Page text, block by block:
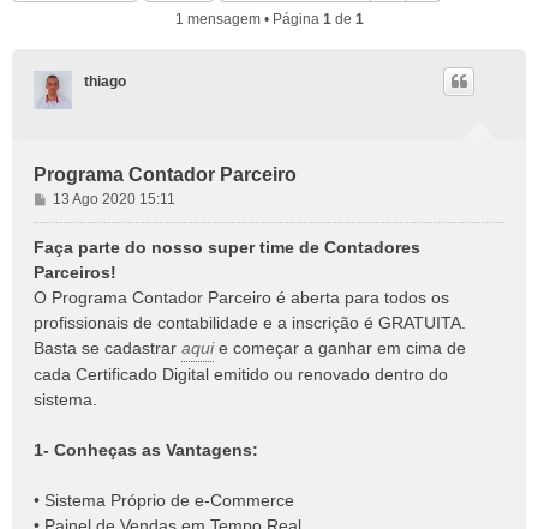
1 mensagem • Página 1de 1
thiago
Programa Contador Parceiro
M
e
n
g
e
m
13 Ago 2020 15:11
Faça parte do nosso super time de Contadores
Parceiros!
O Programa Contador Parceiro é aberta para todos os
profissionais de contabilidade e a inscrição é GRATUITA.
Basta se cadastrar aquie começar a ganhar em cima de
cada Certificado Digital emitido ou renovado dentro do
sistema.
1- Conheças as Vantagens:
• Sistema Próprio de e-Commerce